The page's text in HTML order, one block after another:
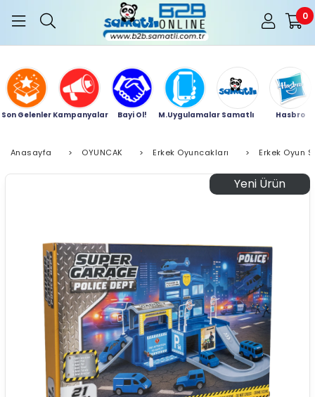
0
Son Gelenler Kampanyalar Bayi Ol! M.Uygulamalar Samatlı Hasbro
Anasayfa > OYUNCAK > Erkek Oyuncakları > Erkek Oyun
Yeni Ürün